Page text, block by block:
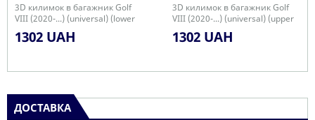
3D килимок в багажник Golf
VIII (2020-...) (universal) (lower
trunk)
1302 UAH
3D килимок в багажник Golf
VIII (2020-...) (universal) (upper
trunk)
1302 UAH
ДОСТАВКА